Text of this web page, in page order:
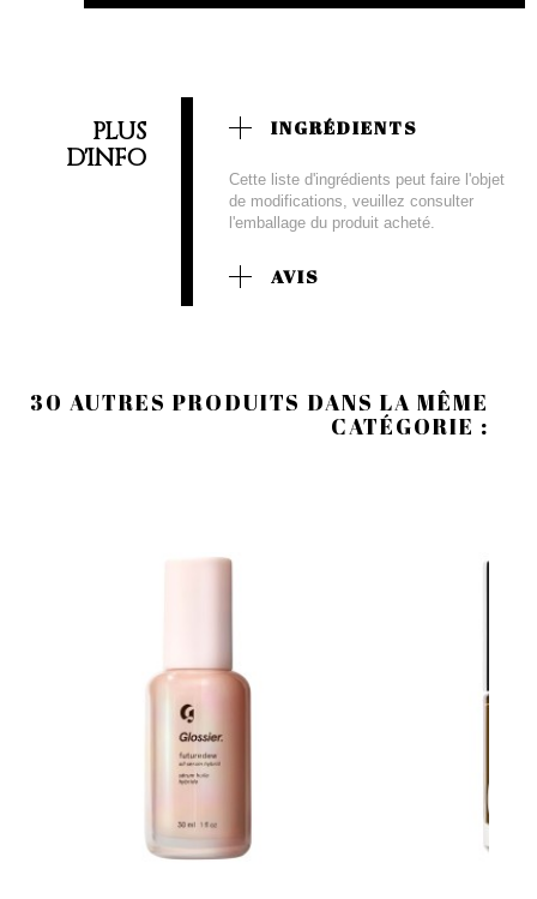
PLUS
D'INFO
INGRÉDIENTS
Cette liste d'ingrédients peut faire l'objet
de modifications, veuillez consulter
l'emballage du produit acheté.
AVIS
30 AUTRES PRODUITS DANS LA MÊME
CATÉGORIE :